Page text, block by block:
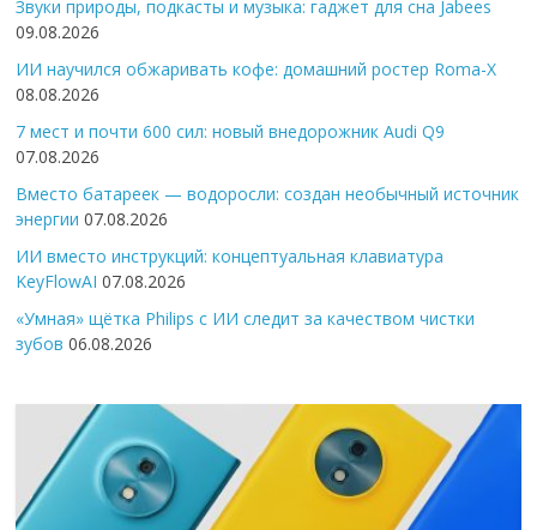
Звуки природы, подкасты и музыка: гаджет для сна Jabees
09.08.2026
ИИ научился обжаривать кофе: домашний ростер Roma-X
08.08.2026
7 мест и почти 600 сил: новый внедорожник Audi Q9
07.08.2026
Вместо батареек — водоросли: создан необычный источник
энергии 07.08.2026
ИИ вместо инструкций: концептуальная клавиатура
KeyFlowAI 07.08.2026
«Умная» щётка Philips с ИИ следит за качеством чистки
зубов 06.08.2026